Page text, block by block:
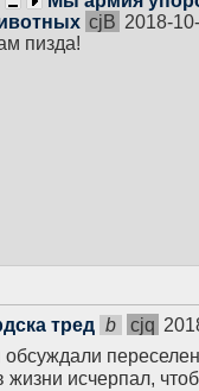
cjB 2018-
пизда!
тред b cjq
жизни исчерпал,